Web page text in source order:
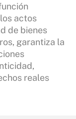
actos
de bienes
garantiza la
reales